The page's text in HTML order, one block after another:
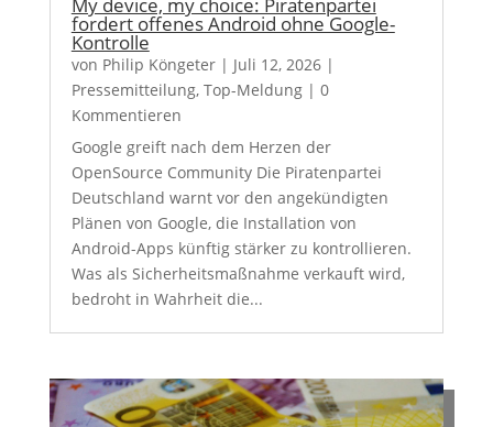
My device, my choice: Piratenpartei
fordert offenes Android ohne Google-
Kontrolle
von Philip Köngeter| Juli 12, 2026|
Pressemitteilung, Top-Meldung| 0
Kommentieren
Google greift nach dem Herzen der
OpenSource Community Die Piratenpartei
Deutschland warnt vor den angekündigten
Plänen von Google, die Installation von
Android-Apps künftig stärker zu kontrollieren.
Was als Sicherheitsmaßnahme verkauft wird,
bedroht in Wahrheit die...